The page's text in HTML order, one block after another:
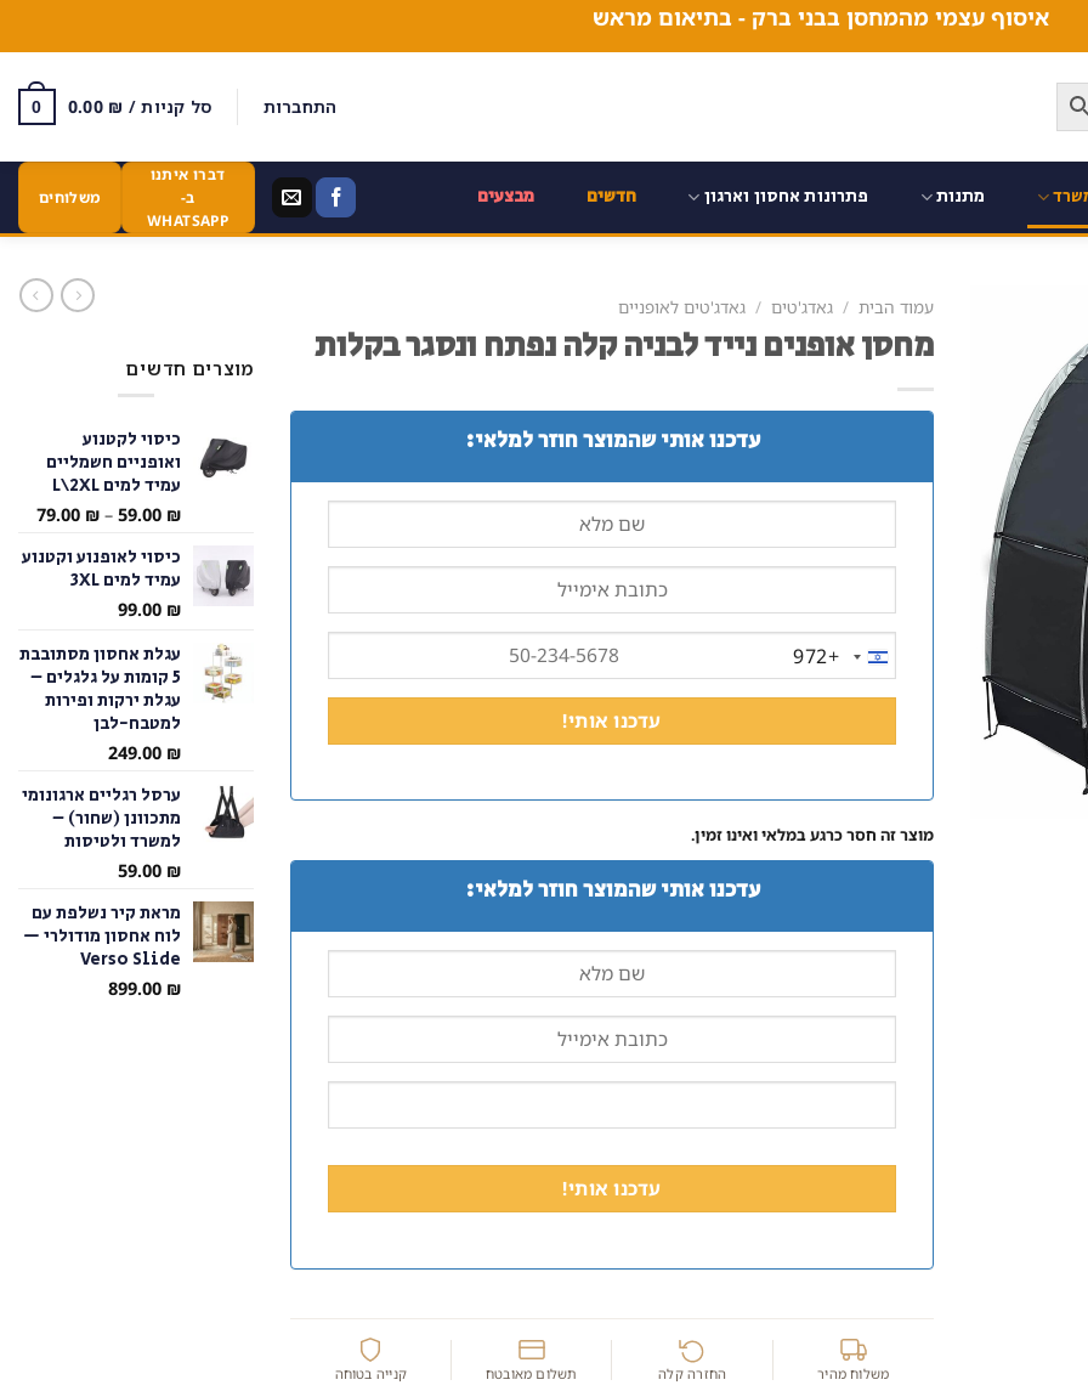
איסוף עצמי מהמחסן בבני ברק - בתיאום מראש
התחברות סל קניות / 0.00 ₪
0
מתנות פתרונות אחסון וארגון חדשים מבצעים
דברו איתנו
ב-
WHATSAPP
משלוחים
עמוד הבית / גאדג'טים / גאדג'טים לאופניים
מחסן אופנים נייד לבניה קלה נפתח ונסגר בקלות
עדכנו אותי שהמוצר חוזר למלאי:
ISRAEL
+972
+972
מוצר זה חסר כרגע במלאי ואינו זמין.
עדכנו אותי שהמוצר חוזר למלאי:
משלוח מהיר החזרה קלה תשלום מאובטח קנייה בטוחה
מוצרים חדשים
כיסוי לקטנוע
ואופניים חשמליים
עמיד למים L\2XL
59.00 ₪
–
79.00 ₪
טווח
כיסוי לאופנוע וקטנוע
עמיד למים 3XL
99.00 ₪
עגלת אחסון מסתובבת
5 קומות על גלגלים –
עגלת ירקות ופירות
למטבח-לבן
249.00 ₪
ערסל רגליים ארגונומי
מתכוונן (שחור) –
למשרד ולטיסות
59.00 ₪
מראת קיר נשלפת עם
לוח אחסון מודולרי —
Verso Slide
899.00 ₪